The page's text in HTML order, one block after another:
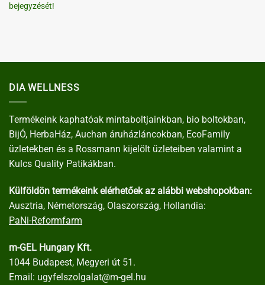
bejegyzését!
DIA WELLNESS
Termékeink kaphatóak mintaboltjainkban, bio boltokban,
BijÓ, HerbaHáz, Auchan áruházláncokban, EcoFamily
üzletekben és a Rossmann kijelölt üzleteiben valamint a
Kulcs Quality Patikákban.
Külföldön termékeink elérhetőek az alábbi webshopokban:
Ausztria, Németország, Olaszország, Hollandia:
PaNi-Reformfarm
m-GEL Hungary Kft.
1044 Budapest, Megyeri út 51.
Email: ugyfelszolgalat@m-gel.hu